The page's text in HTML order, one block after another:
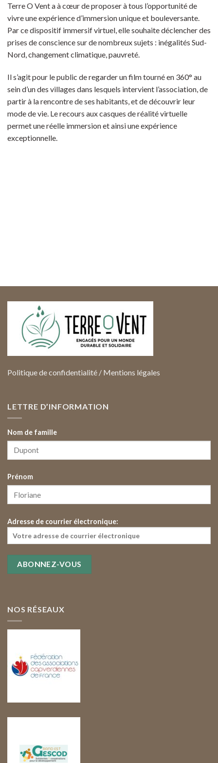
Terre O Vent a à cœur de proposer à tous l’opportunité de
vivre une expérience d’immersion unique et bouleversante.
Par ce dispositif immersif virtuel, elle souhaite déclencher des
prises de conscience sur de nombreux sujets : inégalités Sud-
Nord, changement climatique, pauvreté.
Il s’agit pour le public de regarder un film tourné en 360° au
sein d’un des villages dans lesquels intervient l’association, de
partir à la rencontre de ses habitants, et de découvrir leur
mode de vie. Le recours aux casques de réalité virtuelle
permet une réelle immersion et ainsi une expérience
exceptionnelle.
Politique de confidentialité / Mentions légales
LETTRE D’INFORMATION
Nom de famille
Prénom
Adresse de courrier électronique:
NOS RÉSEAUX